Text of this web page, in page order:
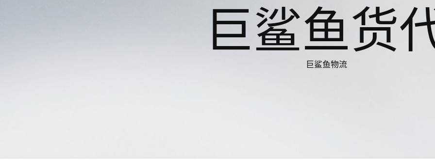
巨鲨鱼货
巨鲨鱼物流